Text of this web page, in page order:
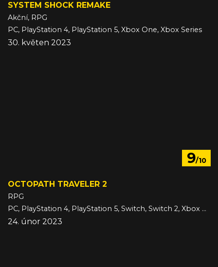
SYSTEM SHOCK REMAKE
Akční, RPG
PC, PlayStation 4, PlayStation 5, Xbox One, Xbox Series
30. květen 2023
9/10
OCTOPATH TRAVELER 2
RPG
PC, PlayStation 4, PlayStation 5, Switch, Switch 2, Xbox One, Xbox Series
24. únor 2023